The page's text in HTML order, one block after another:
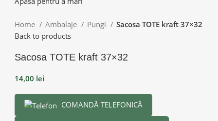
Home Ambalaje Pungi
Sacosa TOTE kraft 37×32
Back to products
Sacosa TOTE kraft 37×32
14,00 lei
COMANDĂ TELEFONICĂ